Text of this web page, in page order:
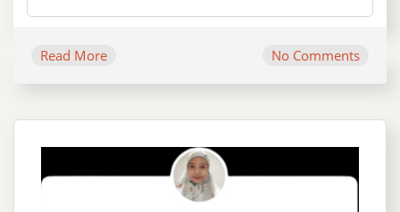
Read More No Comments